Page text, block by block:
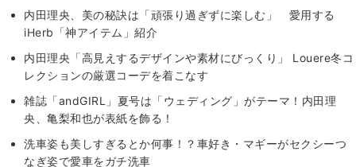
内田理央、美の秘訣は「頑張り過ぎずに楽しむ」 愛用する
iHerb「神アイテム」紹介
内田理央「高見えするデザインや素材にびっくり」 Louere冬コ
レクションの厳選コーデを着こなす
雑誌「andGIRL」夏号は「ウェディング」がテーマ！内田理
央、亀梨和也が表紙を飾る！
洗車姿も美しすぎるとか何事！？車好き・マギーがセクシーつ
なぎ姿で愛車をガチ洗車